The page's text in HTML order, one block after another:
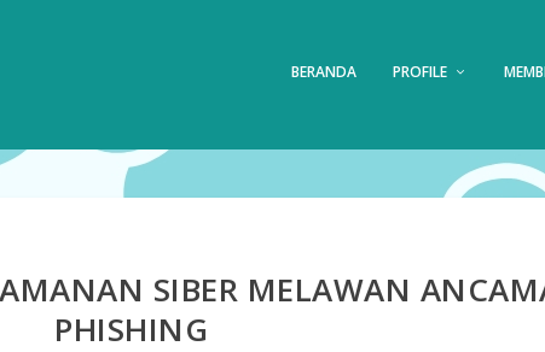
BERANDA PROFILE
SIBER MELAWAN
PHISHING